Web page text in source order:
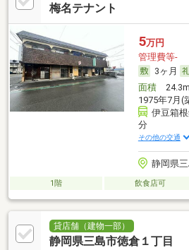
梅名テナント
5万円
管理費等-
3ヶ月
面積24.3m
1975年7月(
伊豆箱
分
その他の交通
静岡県
1階 飲食店可
貸店舗（建物一部）
静岡県三島市徳倉１丁目